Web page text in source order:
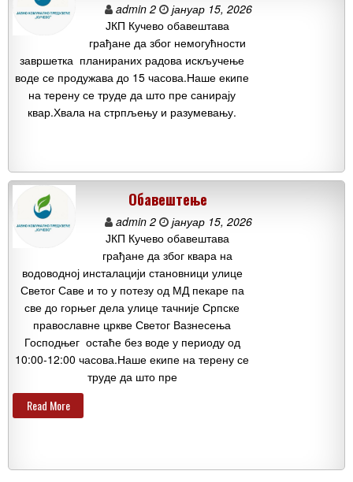
admin 2
јануар 15, 2026
ЈКП Кучево обавештава
грађане да због немогућности
завршетка планираних радова искључење
воде се продужава до 15 часова.Наше екипе
на терену се труде да што пре санирају
квар.Хвала на стрпљењу и разумевању.
Обавештење
admin 2
јануар 15, 2026
ЈКП Кучево обавештава
грађане да због квара на
водоводној инсталацији становници улице
Светог Саве и то у потезу од МД пекаре па
све до горњег дела улице тачније Српске
православне цркве Светог Вазнесења
Господњег остаће без воде у периоду од
10:00-12:00 часова.Наше екипе на терену се
труде да што пре
Read More